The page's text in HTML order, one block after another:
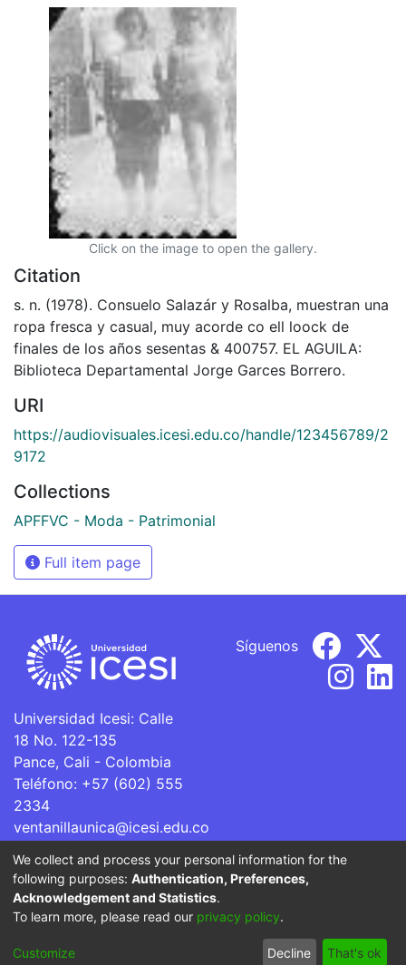
Click on the image to open the gallery.
Citation
s. n. (1978). Consuelo Salazár y Rosalba, muestran una
ropa fresca y casual, muy acorde co ell loock de
finales de los años sesentas & 400757. EL AGUILA:
Biblioteca Departamental Jorge Garces Borrero.
URI
https://audiovisuales.icesi.edu.co/handle/123456789/2
9172
Collections
APFFVC - Moda - Patrimonial
Full item page
Universidad Icesi: Calle
18 No. 122-135
Pance, Cali - Colombia
Teléfono: +57 (602) 555
2334
ventanillaunica@icesi.edu.co
Síguenos
La Universidad Icesi es una Institución de Educación
Superior que se encuentra sujeta a inspección y vigilancia
por parte del Ministerio de Educación Nacional.
Cookie
End User
Send
We collect and process your personal information for the
following purposes: Authentication, Preferences,
Acknowledgement and Statistics.
To learn more, please read our privacy policy.
Customize Decline That's ok